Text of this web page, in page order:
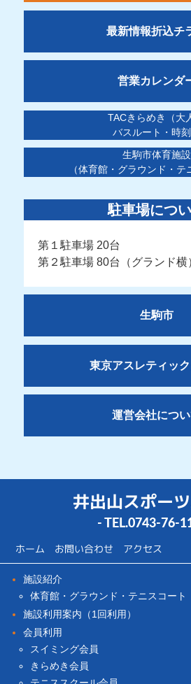
最新情報折込チ
営業カレンダ
TACきらめき（大
バスルート・時
生駒市体育施設
（体育館・グラウンド・テ
駐車場につ
第１駐車場 20台
第２駐車場 80台（グランド横
生駒市
東京アスレティッ
運営会社につ
井出山スポー
- TEL.0743-76-
ホーム お問い合わせ アクセス
施設紹介
体育館・グラウンド・テニスコート
施設利用案内（1回利用）
会員利用
スイミング会員
きらめき会員